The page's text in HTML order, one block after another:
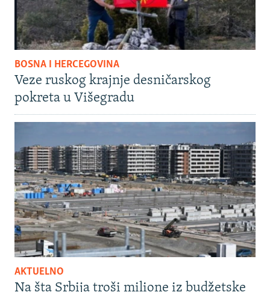
BOSNA I HERCEGOVINA
Veze ruskog krajnje desničarskog
pokreta u Višegradu
AKTUELNO
Na šta Srbija troši milione iz budžetske